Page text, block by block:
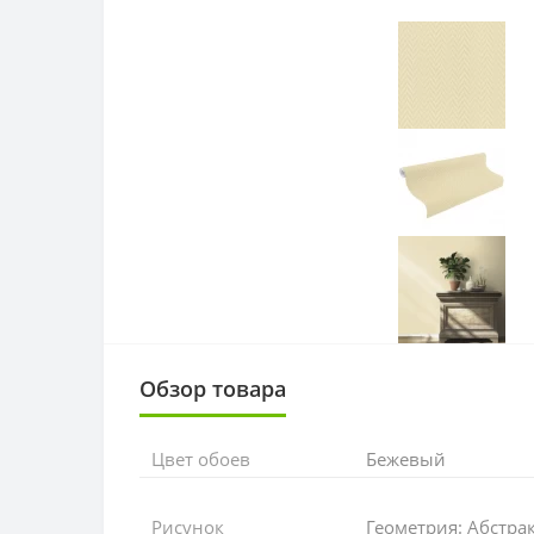
Обзор товара
Цвет обоев Бежевый
Рисунок Геометрия: